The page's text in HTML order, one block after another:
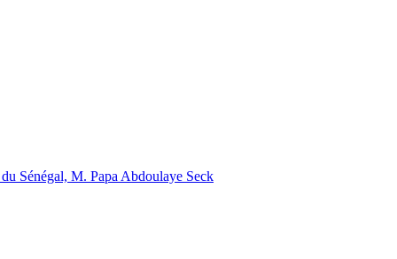
Sénégal, M. Papa Abdoulaye Seck